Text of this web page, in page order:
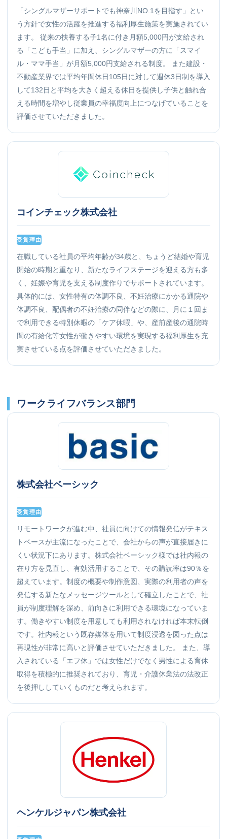
「シングルマザーサポートでも神奈川NO.1を目指す」とい
う方針で女性の活躍を推進する福利厚生施策を実施されてい
ます。 従来の扶養する子1名に付き月額5,000円が支給され
る「こども手当」に加え、シングルマザーの方に「スマイ
ル・ママ手当」が月額5,000円支給される制度。 また建設・
不動産業界では平均年間休日105日に対して週休3日制を導入
して132日と平均を大きく超える休日を提供し子供と触れ合
える時間を増やし従業員の幸福度向上につなげていることを
評価させていただきました。
コインチェック株式会社
受賞理由
在職している社員の平均年齢が34歳と、ちょうど結婚や育児
開始の時期と重なり、新たなライフステージを迎える方も多
く、妊娠や育児を支える制度作りでサポートされています。
具体的には、女性特有の体調不良、不妊治療にかかる通院や
体調不良、配偶者の不妊治療の同伴などの際に、月に１回ま
で利用できる特別休暇の「ケア休暇」や、産前産後の通院時
間の有給化等女性が働きやすい環境を実現する福利厚生を充
実させている点を評価させていただきました。
ワークライフバランス部門
株式会社ベーシック
受賞理由
リモートワークが進む中、社員に向けての情報発信がテキス
トベースが主流になったことで、会社からの声が直接届きに
くい状況下にあります。株式会社ベーシック様では社内報の
在り方を見直し、有効活用することで、その購読率は90％を
超えています。制度の概要や制作意図、実際の利用者の声を
発信する新たなメッセージツールとして確立したことで、社
員が制度理解を深め、前向きに利用できる環境になっていま
す。働きやすい制度を用意しても利用されなければ本末転倒
です。社内報という既存媒体を用いて制度浸透を図った点は
再現性が非常に高いと評価させていただきました。 また、導
入されている「エフ休」では女性だけでなく男性による育休
取得を積極的に推奨されており、育児・介護休業法の法改正
を後押ししていくものだと考えられます。
ヘンケルジャパン株式会社